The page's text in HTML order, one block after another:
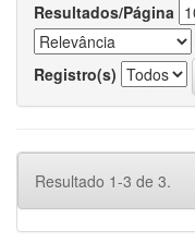
Resultados/Página
Registro(s)
Resultado 1-3 de 3.